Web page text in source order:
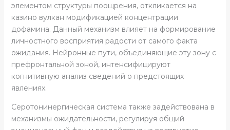
элементом структуры поощрения, откликается на
казино вулкан модификацией концентрации
дофамина. Данный механизм влияет на формирование
личностного восприятия радости от самого факта
ожидания. Нейронные пути, объединяющие эту зону с
префронтальной зоной, интенсифицируют
когнитивную анализ сведений о предстоящих
явлениях.
Серотонинергическая система также задействована в
механизмы ожидательности, регулируя общий